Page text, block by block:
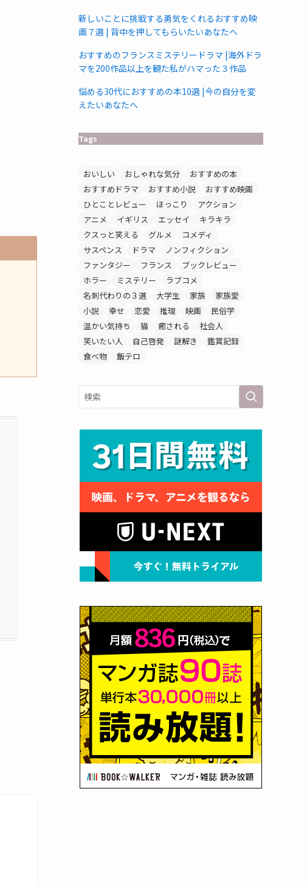
新しいことに挑戦する勇気をくれるおすすめ映
画７選 | 背中を押してもらいたいあなたへ
おすすめのフランスミステリードラマ |海外ドラ
マを200作品以上を観た私がハマった３作品
悩める30代におすすめの本10選 |今の自分を変
えたいあなたへ
Tags
おいしい おしゃれな気分
おすすめの本
おすすめドラマ
おすすめ小説
おすすめ映画
ひとことレビュー
ほっこり
アクション
アニメ
イギリス エッセイ
キラキラ
クスっと笑える
グルメ
コメディ
サスペンス
ドラマ
ノンフィクション
ファンタジー
フランス
ブックレビュー
ホラー
ミステリー
ラブコメ
名刺代わりの３選
大学生 家族
家族愛
小説
幸せ 恋愛 推理 映画
民俗学
温かい気持ち
猫 癒される
社会人
笑いたい人
自己啓発 謎解き
鑑賞記録
食べ物
飯テロ